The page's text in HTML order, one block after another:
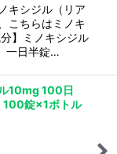
キシジル（リア
こちらはミノキ
】ミノキシジル
一日半錠…
10mg 100日
錠×1ボトル